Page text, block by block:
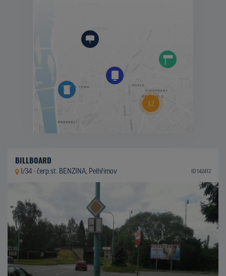
BILLBOARD
I/34 - čerp.st. BENZINA, Pelhřimov ID 142412